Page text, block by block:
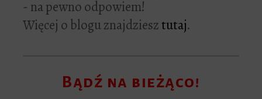
- na pewno odpowiem!
Więcej o blogu znajdziesztutaj.
Bądź na bieżąco!